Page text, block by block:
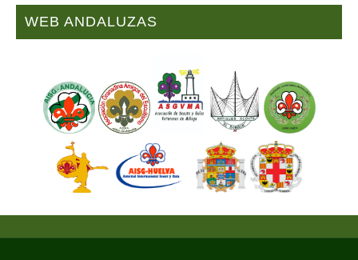
WEB ANDALUZAS